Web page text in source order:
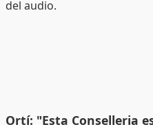
Ortí: "Esta Conselleria